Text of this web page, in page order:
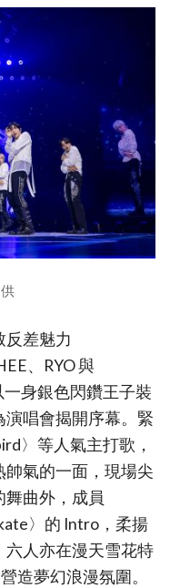
反差魅力
、RYO 與
一身銀色閃鑽王子裝
唱會揭開序幕。緊
〉等人氣主打歌，
氣的一面，現場尖
舞曲外，成員
〉的 Intro，柔揚
人亦在漫天雪花特
造夢幻浪漫氛圍。